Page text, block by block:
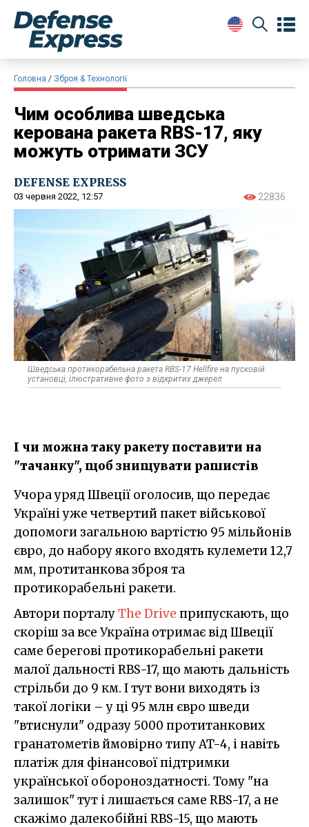
Головна Зброя & Технології
Чим особлива шведська
керована ракета RBS-17, яку
можуть отримати ЗСУ
DEFENSE EXPRESS
03 червня 2022, 12:57 22836
Шведська протикорабельна ракета RBS-17 Hellfire на пусковій
установці, ілюстративне фото з відкритих джерел
І чи можна таку ракету поставити на
"тачанку", щоб знищувати рашистів
Учора уряд Швеції оголосив, що передає
Україні уже четвертий пакет військової
допомоги загальною вартістю 95 мільйонів
євро, до набору якого входять кулемети 12,7
мм, протитанкова зброя та
протикорабельні ракети.
Автори порталуThe Drive припускають, що
скоріш за все Україна отримає від Швеції
саме берегові протикорабельні ракети
малої дальності RBS-17, що мають дальність
стрільби до 9 км. І тут вони виходять із
такої логіки – у ці 95 млн євро шведи
"втиснули" одразу 5000 протитанкових
гранатометів ймовірно типу AT-4, і навіть
платіж для фінансової підтримки
української обороноздатності. Тому "на
залишок" тут і лишається саме RBS-17, а не
скажімо далекобійні RBS-15, що мають